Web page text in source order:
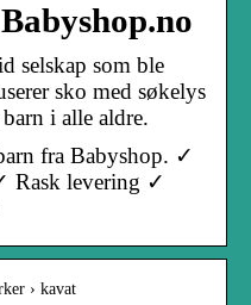
selskap som ble
sko med søkelys
i alle aldre.
fra Babyshop. ✓
Rask levering ✓
› kavat